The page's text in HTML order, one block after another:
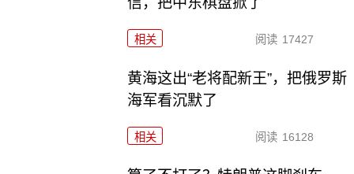
相关 阅读 17427
黄海这出“老将配新王”，把俄罗斯
海军看沉默了
相关 阅读 16128